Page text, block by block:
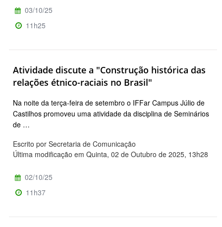
03/10/25
11h25
Atividade discute a "Construção histórica das
relações étnico-raciais no Brasil"
Na noite da terça-feira de setembro o IFFar Campus Júlio de
Castilhos promoveu uma atividade da disciplina de Seminários
de …
Escrito por Secretaria de Comunicação
Última modificação em Quinta, 02 de Outubro de 2025, 13h28
02/10/25
11h37